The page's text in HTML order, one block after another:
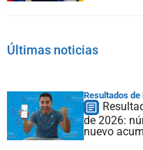
Últimas noticias
Resultados
de 2026:
nuevo